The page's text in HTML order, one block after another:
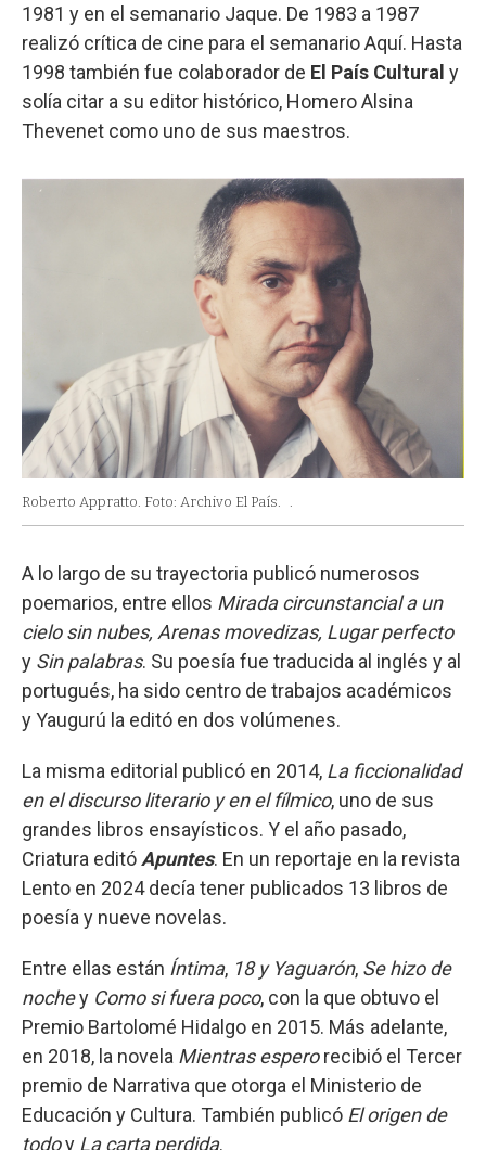
1981 y en el semanario Jaque. De 1983 a 1987
realizó crítica de cine para el semanario Aquí. Hasta
1998 también fue colaborador de El País Cultural y
solía citar a su editor histórico, Homero Alsina
Thevenet como uno de sus maestros.
Roberto Appratto. Foto: Archivo El País. .
A lo largo de su trayectoria publicó numerosos
poemarios, entre ellos Mirada circunstancial a un
cielo sin nubes, Arenas movedizas, Lugar perfecto
y Sin palabras. Su poesía fue traducida al inglés y al
portugués, ha sido centro de trabajos académicos
y Yaugurú la editó en dos volúmenes.
La misma editorial publicó en 2014, La ficcionalidad
en el discurso literario y en el fílmico, uno de sus
grandes libros ensayísticos. Y el año pasado,
Criatura editóApuntes. En un reportaje en la revista
Lento en 2024 decía tener publicados 13 libros de
poesía y nueve novelas.
Entre ellas están Íntima, 18 y Yaguarón, Se hizo de
nochey Como si fuera poco, con la que obtuvo el
Premio Bartolomé Hidalgo en 2015. Más adelante,
en 2018, la novela Mientras esperorecibió el Tercer
premio de Narrativa que otorga el Ministerio de
Educación y Cultura. También publicó El origen de
todoy La carta perdida.